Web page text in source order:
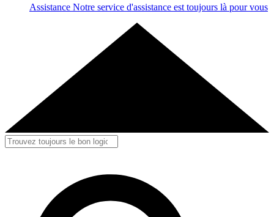
Assistance Notre service d'assistance est toujours là pour vous